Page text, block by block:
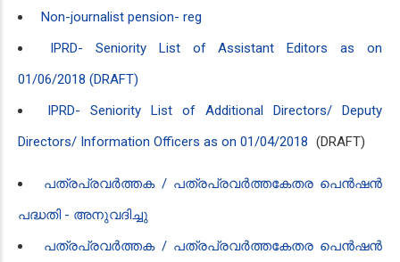
Non-journalist pension- reg
IPRD- Seniority List of Assistant Editors as on
01/06/2018 (DRAFT)
IPRD- Seniority List of Additional Directors/ Deputy
Directors/ Information Officers as on 01/04/2018 (DRAFT)
പത്രപ്രവർത്തക / പത്രപ്രവർത്തകേതര പെൻഷൻ
പദ്ധതി - അനുവദിച്ചു
പത്രപ്രവർത്തക / പത്രപ്രവർത്തകേതര പെൻഷൻ